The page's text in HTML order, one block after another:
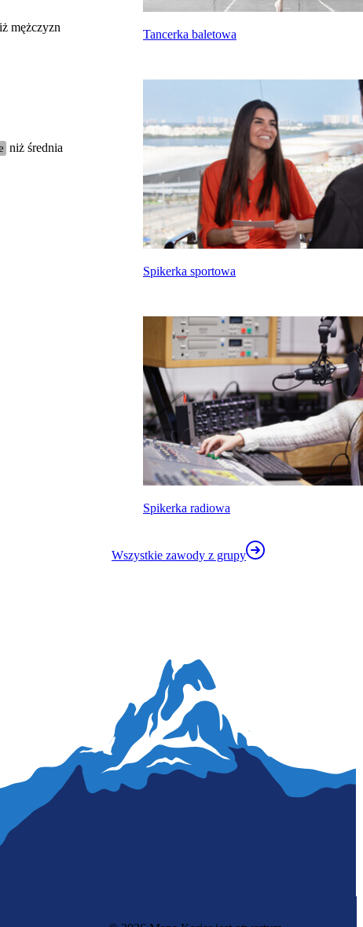
według zawodów, 2022
4500 zł – 5999 zł
6000 zł – 7499 zł
7500 zł – 8999 zł
9000 zł i więcej
kalkulatora wynagrodzeń
mężczyzn
niż średnia
Tancerka baletowa
Spikerka sportowa
Spikerka radiowa
Wszystkie zawody z grupy